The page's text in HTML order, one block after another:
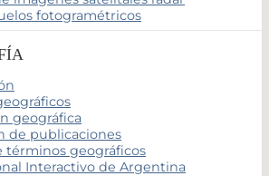
fotogramétricos
geográfica
de publicaciones
términos geográficos
Interactivo de Argentina